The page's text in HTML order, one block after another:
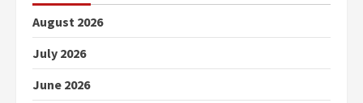
August 2026
July 2026
June 2026